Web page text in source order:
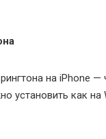
на iPhone —
установить как на